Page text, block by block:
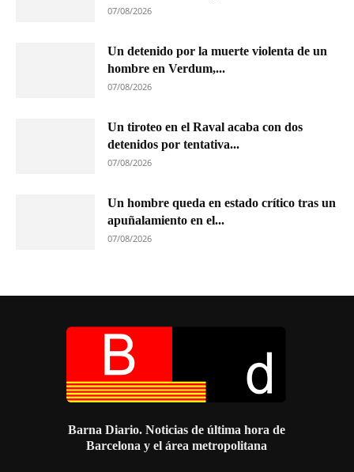
07/08/2026
Un detenido por la muerte violenta de un
hombre en Verdum,...
07/08/2026
Un tiroteo en el Raval acaba con dos
detenidos por tentativa...
07/08/2026
Un hombre queda en estado crítico tras un
apuñalamiento en el...
07/08/2026
Barna Diario. Noticias de última hora de
Barcelona y el área metropolitana